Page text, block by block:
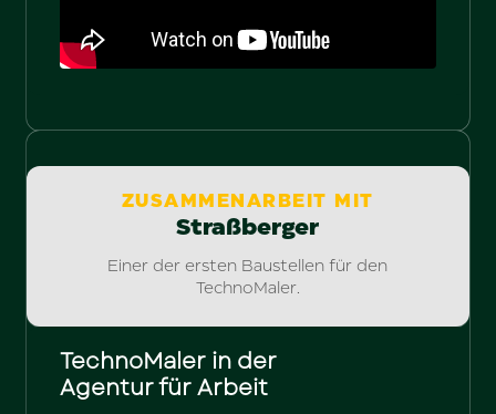
ZUSAMMENARBEIT MIT
Straßberger
Einer der ersten Baustellen für den
TechnoMaler.
TechnoMaler in der
Agentur für Arbeit